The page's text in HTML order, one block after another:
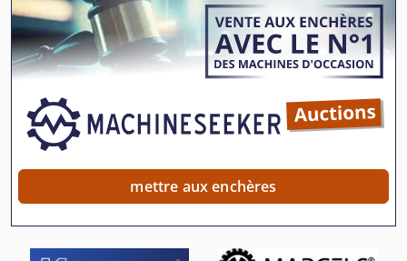
Machine De Profilage
Machine De Rectification
Machine De Redressage
Marteau De Burinage
Outil De Fraisage
Rectifieuse De Centre
mettre aux enchères